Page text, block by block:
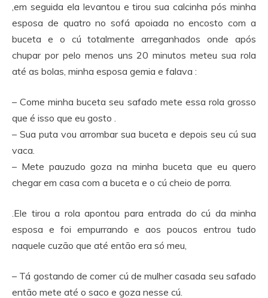
,em seguida ela levantou e tirou sua calcinha pós minha
esposa de quatro no sofá apoiada no encosto com a
buceta e o cú totalmente arreganhados onde após
chupar por pelo menos uns 20 minutos meteu sua rola
até as bolas, minha esposa gemia e falava :
– Come minha buceta seu safado mete essa rola grosso
que é isso que eu gosto .
– Sua puta vou arrombar sua buceta e depois seu cú sua
vaca.
– Mete pauzudo goza na minha buceta que eu quero
chegar em casa com a buceta e o cú cheio de porra.
.Ele tirou a rola apontou para entrada do cú da minha
esposa e foi empurrando e aos poucos entrou tudo
naquele cuzão que até então era só meu,
– Tá gostando de comer cú de mulher casada seu safado
então mete até o saco e goza nesse cú.